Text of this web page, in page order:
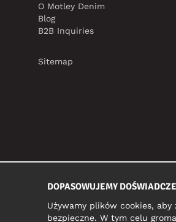
O Motley Denim
Blog
B2B Inquiries
Sitemap
DOPASOWUJEMY
Używamy plików cookies,
bezpieczne. W tym celu